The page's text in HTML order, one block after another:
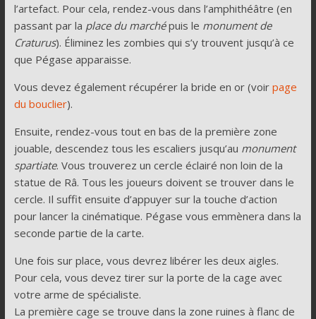
l’artefact. Pour cela, rendez-vous dans l’amphithéâtre (en
passant par la place du marchépuis le monument de
Craturus). Éliminez les zombies qui s’y trouvent jusqu’à ce
que Pégase apparaisse.
Vous devez également récupérer la bride en or (voir page
du bouclier).
Ensuite, rendez-vous tout en bas de la première zone
jouable, descendez tous les escaliers jusqu’au monument
spartiate. Vous trouverez un cercle éclairé non loin de la
statue de Râ. Tous les joueurs doivent se trouver dans le
cercle. Il suffit ensuite d’appuyer sur la touche d’action
pour lancer la cinématique. Pégase vous emmènera dans la
seconde partie de la carte.
Une fois sur place, vous devrez libérer les deux aigles.
Pour cela, vous devez tirer sur la porte de la cage avec
votre arme de spécialiste.
La première cage se trouve dans la zone ruines à flanc de